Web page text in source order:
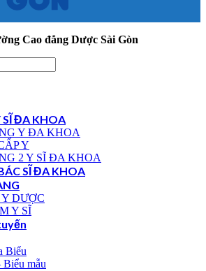
Cao đẳng Dược Sài Gòn
SĨ ĐA KHOA
Y ĐA KHOA
Y
2 Y SĨ ĐA KHOA
SĨ ĐA KHOA
DƯỢC
Y SĨ
Biểu
Biểu mẫu